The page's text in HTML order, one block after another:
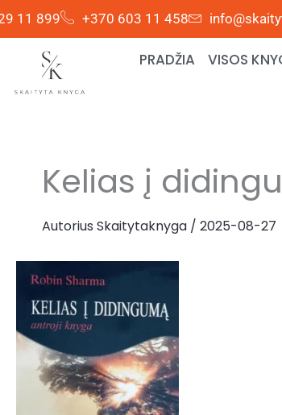
Pereiti
prie
11 899 +370 603 11 458
PRADŽIA VISOS
Kelias į
Autorius Skaitytaknyga / 2025-08-27